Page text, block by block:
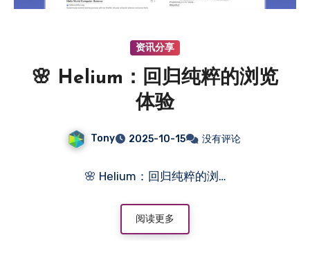
资讯分享
🌸 Helium：回归纯粹的浏览
体验
Tony 2025-10-15 没有评论
🌸 Helium：回归纯粹的浏…
阅读更多